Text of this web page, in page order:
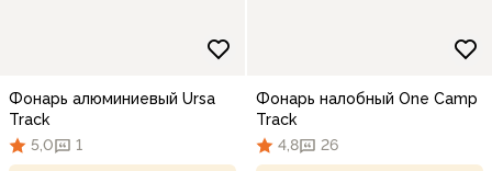
Фонарь алюминиевый Ursa
Track
5,0
1
Фонарь налобный One Camp
Track
4,8
26